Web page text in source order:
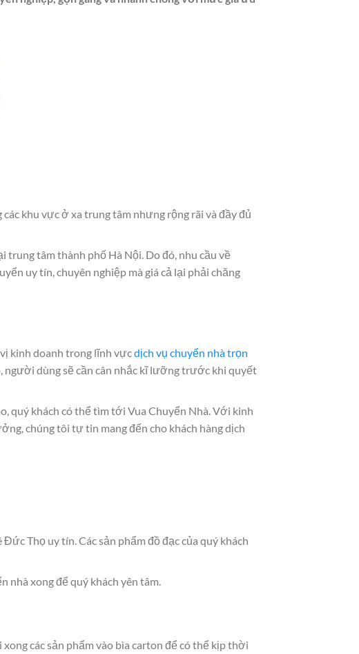
khu vực ở xa trung tâm nhưng rộng rãi và đầy đủ
tâm thành phố Hà Nội. Do đó, nhu cầu về
uy tín, chuyên nghiệp mà giá cả lại phải chăng
kinh doanh trong lĩnh vựcdịch vụ chuyển nhà trọn
người dùng sẽ cần cân nhắc kĩ lưỡng trước khi quyết
quý khách có thể tìm tới Vua Chuyển Nhà. Với kinh
chúng tôi tự tin mang đến cho khách hàng dịch
Đức Thọ uy tín. Các sản phẩm đồ đạc của quý khách
nhà xong để quý khách yên tâm.
các sản phẩm vào bìa carton để có thể kịp thời